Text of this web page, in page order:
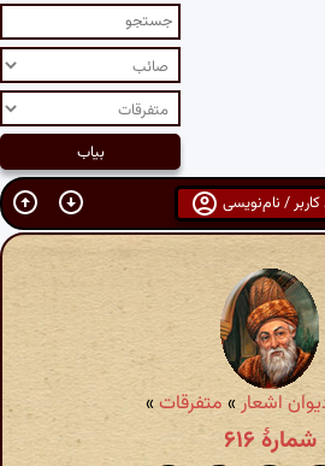
کاربر / نام‌نویسی
اشعار»متفرقات»
شمارهٔ ۶۱۶